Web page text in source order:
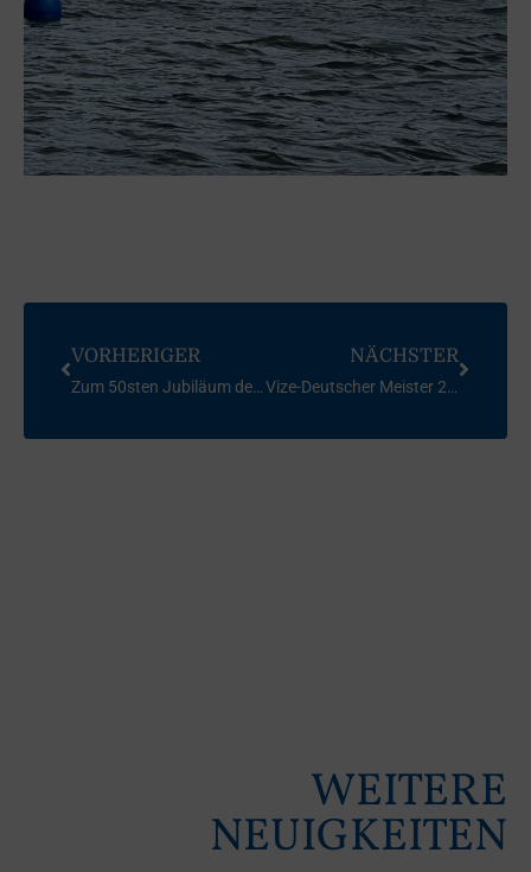
VORHERIGER
Zum 50sten Jubiläum des Blauen Bandes bleibt der Wimpel bei den Bühler Segelfreunden, leider.
NÄCHSTER
Vize-Deutscher Meister 2024 im Korsar: Guido Barth und Lucas Kiesling
WEITERE
NEUIGKEITEN